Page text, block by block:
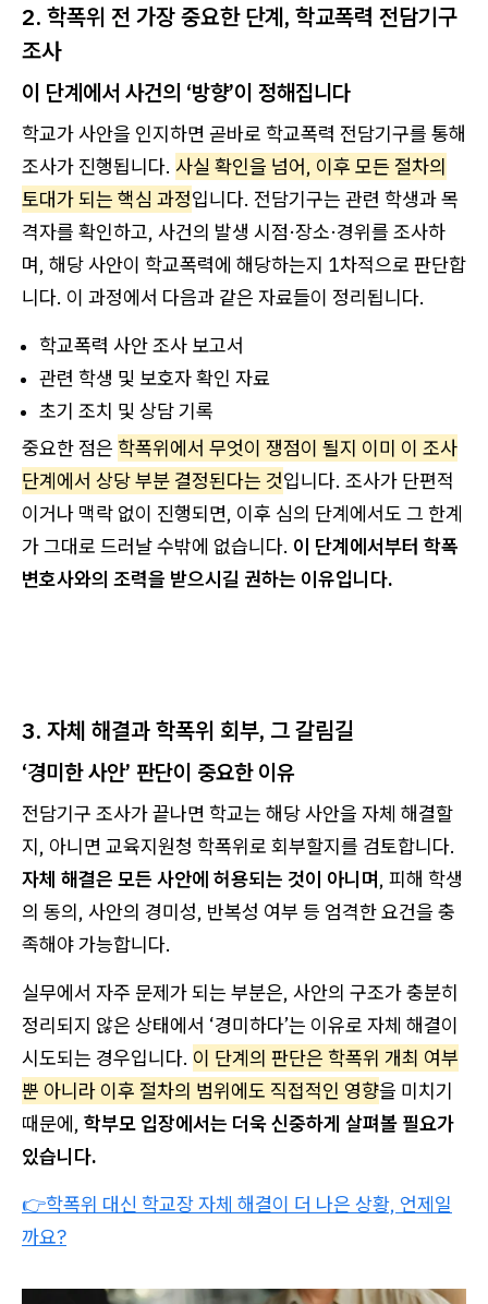
2. 학폭위 전 가장 중요한 단계, 학교폭력 전담기구
조사
이 단계에서 사건의 ‘방향’이 정해집니다
학교가 사안을 인지하면 곧바로 학교폭력 전담기구를 통해
조사가 진행됩니다. 사실 확인을 넘어, 이후 모든 절차의
토대가 되는 핵심 과정입니다. 전담기구는 관련 학생과 목
격자를 확인하고, 사건의 발생 시점·장소·경위를 조사하
며, 해당 사안이 학교폭력에 해당하는지 1차적으로 판단합
니다. 이 과정에서 다음과 같은 자료들이 정리됩니다.
학교폭력 사안 조사 보고서
관련 학생 및 보호자 확인 자료
초기 조치 및 상담 기록
중요한 점은 학폭위에서 무엇이 쟁점이 될지 이미 이 조사
단계에서 상당 부분 결정된다는 것입니다. 조사가 단편적
이거나 맥락 없이 진행되면, 이후 심의 단계에서도 그 한계
가 그대로 드러날 수밖에 없습니다. 이 단계에서부터 학폭
변호사와의 조력을 받으시길 권하는 이유입니다.
3. 자체 해결과 학폭위 회부, 그 갈림길
‘경미한 사안’ 판단이 중요한 이유
전담기구 조사가 끝나면 학교는 해당 사안을 자체 해결할
지, 아니면 교육지원청 학폭위로 회부할지를 검토합니다.
자체 해결은 모든 사안에 허용되는 것이 아니며, 피해 학생
의 동의, 사안의 경미성, 반복성 여부 등 엄격한 요건을 충
족해야 가능합니다.
실무에서 자주 문제가 되는 부분은, 사안의 구조가 충분히
정리되지 않은 상태에서 ‘경미하다’는 이유로 자체 해결이
시도되는 경우입니다. 이 단계의 판단은 학폭위 개최 여부
뿐 아니라 이후 절차의 범위에도 직접적인 영향을 미치기
때문에, 학부모 입장에서는 더욱 신중하게 살펴볼 필요가
있습니다.
👉학폭위 대신 학교장 자체 해결이 더 나은 상황, 언제일
까요?